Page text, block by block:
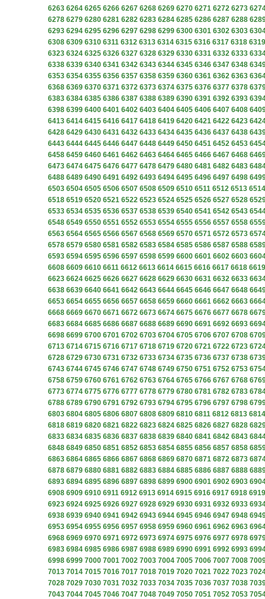
6263 6264 6265 6266 6267 6268 6269 6270 6271 6272 6273
6278 6279 6280 6281 6282 6283 6284 6285 6286 6287 6288
6293 6294 6295 6296 6297 6298 6299 6300 6301 6302 6303
6308 6309 6310 6311 6312 6313 6314 6315 6316 6317 6318 6319
6323 6324 6325 6326 6327 6328 6329 6330 6331 6332 6333
6338 6339 6340 6341 6342 6343 6344 6345 6346 6347 6348
6353 6354 6355 6356 6357 6358 6359 6360 6361 6362 6363
6368 6369 6370 6371 6372 6373 6374 6375 6376 6377 6378
6383 6384 6385 6386 6387 6388 6389 6390 6391 6392 6393
6398 6399 6400 6401 6402 6403 6404 6405 6406 6407 6408
6413 6414 6415 6416 6417 6418 6419 6420 6421 6422 6423
6428 6429 6430 6431 6432 6433 6434 6435 6436 6437 6438
6443 6444 6445 6446 6447 6448 6449 6450 6451 6452 6453
6458 6459 6460 6461 6462 6463 6464 6465 6466 6467 6468
6473 6474 6475 6476 6477 6478 6479 6480 6481 6482 6483
6488 6489 6490 6491 6492 6493 6494 6495 6496 6497 6498
6503 6504 6505 6506 6507 6508 6509 6510 6511 6512 6513 6514
6518 6519 6520 6521 6522 6523 6524 6525 6526 6527 6528
6533 6534 6535 6536 6537 6538 6539 6540 6541 6542 6543
6548 6549 6550 6551 6552 6553 6554 6555 6556 6557 6558
6563 6564 6565 6566 6567 6568 6569 6570 6571 6572 6573
6578 6579 6580 6581 6582 6583 6584 6585 6586 6587 6588
6593 6594 6595 6596 6597 6598 6599 6600 6601 6602 6603
6608 6609 6610 6611 6612 6613 6614 6615 6616 6617 6618 6619
6623 6624 6625 6626 6627 6628 6629 6630 6631 6632 6633
6638 6639 6640 6641 6642 6643 6644 6645 6646 6647 6648
6653 6654 6655 6656 6657 6658 6659 6660 6661 6662 6663
6668 6669 6670 6671 6672 6673 6674 6675 6676 6677 6678
6683 6684 6685 6686 6687 6688 6689 6690 6691 6692 6693
6698 6699 6700 6701 6702 6703 6704 6705 6706 6707 6708
6713 6714 6715 6716 6717 6718 6719 6720 6721 6722 6723
6728 6729 6730 6731 6732 6733 6734 6735 6736 6737 6738
6743 6744 6745 6746 6747 6748 6749 6750 6751 6752 6753
6758 6759 6760 6761 6762 6763 6764 6765 6766 6767 6768
6773 6774 6775 6776 6777 6778 6779 6780 6781 6782 6783
6788 6789 6790 6791 6792 6793 6794 6795 6796 6797 6798
6803 6804 6805 6806 6807 6808 6809 6810 6811 6812 6813 6814
6818 6819 6820 6821 6822 6823 6824 6825 6826 6827 6828
6833 6834 6835 6836 6837 6838 6839 6840 6841 6842 6843
6848 6849 6850 6851 6852 6853 6854 6855 6856 6857 6858
6863 6864 6865 6866 6867 6868 6869 6870 6871 6872 6873
6878 6879 6880 6881 6882 6883 6884 6885 6886 6887 6888
6893 6894 6895 6896 6897 6898 6899 6900 6901 6902 6903
6908 6909 6910 6911 6912 6913 6914 6915 6916 6917 6918 6919
6923 6924 6925 6926 6927 6928 6929 6930 6931 6932 6933
6938 6939 6940 6941 6942 6943 6944 6945 6946 6947 6948
6953 6954 6955 6956 6957 6958 6959 6960 6961 6962 6963
6968 6969 6970 6971 6972 6973 6974 6975 6976 6977 6978
6983 6984 6985 6986 6987 6988 6989 6990 6991 6992 6993
6998 6999 7000 7001 7002 7003 7004 7005 7006 7007 7008
7013 7014 7015 7016 7017 7018 7019 7020 7021 7022 7023
7028 7029 7030 7031 7032 7033 7034 7035 7036 7037 7038
7043 7044 7045 7046 7047 7048 7049 7050 7051 7052 7053